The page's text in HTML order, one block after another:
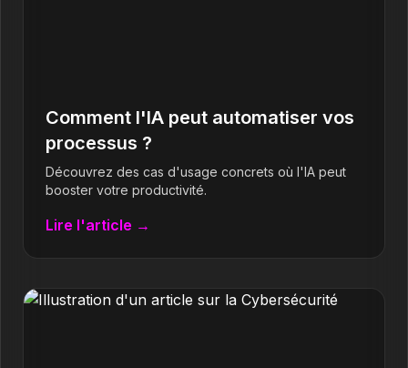
Comment l'IA peut automatiser vos
processus ?
Découvrez des cas d'usage concrets où l'IA peut
booster votre productivité.
Lire l'article →